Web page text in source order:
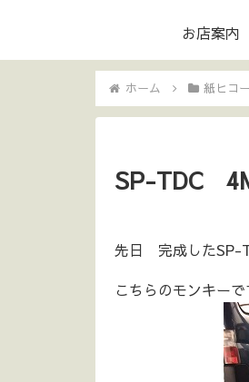
お店案内
ホーム 紙ヒコ
SP-TDC
先日 完成したSP-
こちらのモンキーで